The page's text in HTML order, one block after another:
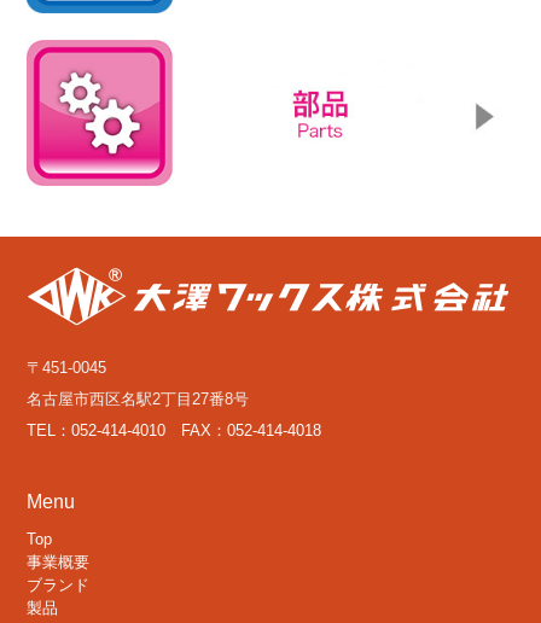
〒451-0045
名古屋市西区名駅2丁目27番8号
TEL：052-414-4010 FAX：052-414-4018
Menu
Top
事業概要
ブランド
製品